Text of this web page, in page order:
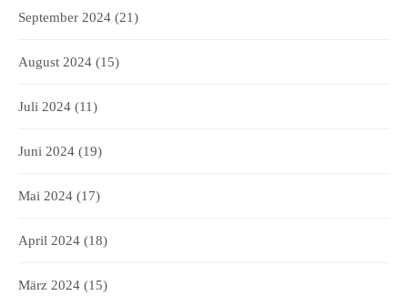
September 2024 (21)
August 2024 (15)
Juli 2024 (11)
Juni 2024 (19)
Mai 2024 (17)
April 2024 (18)
März 2024 (15)